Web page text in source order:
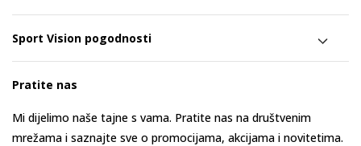
Sport Vision pogodnosti
Pratite nas
Mi dijelimo naše tajne s vama. Pratite nas na društvenim
mrežama i saznajte sve o promocijama, akcijama i novitetima.